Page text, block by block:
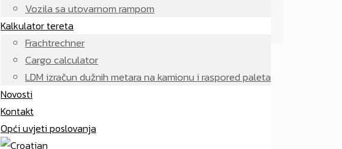
Vozila sa utovarnom rampom
Kalkulator tereta
Frachtrechner
Cargo calculator
LDM izračun dužnih metara na kamionu i raspored paleta
Novosti
Kontakt
Opći uvjeti poslovanja